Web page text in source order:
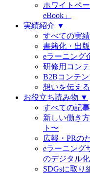
ホワイトペ
eBook」
実績紹介 ▼
すべての実
書籍化・出
eラーニング
研修用コン
B2Bコンテ
想いを伝え
お役立ち読み物 ▼
すべての記
新しい働き
ト〜
広報・PRの
eラーニング
のデジタル
SDGsに取り